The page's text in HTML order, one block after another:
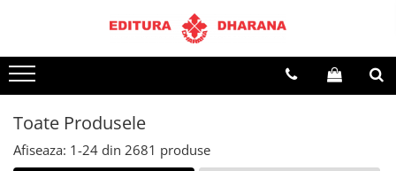
Terapii
Dietoterapie
Toate Produsele
Afiseaza: 1-24 din 2681 produse